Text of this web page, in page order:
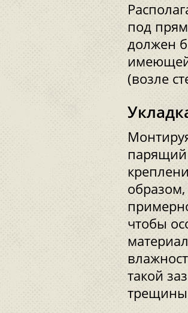
под
должен
(возле
парящий
чтобы
такой